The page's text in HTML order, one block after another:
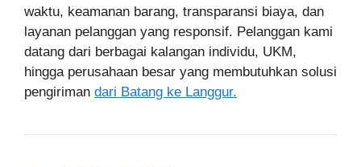
waktu, keamanan barang, transparansi biaya, dan
layanan pelanggan yang responsif. Pelanggan kami
datang dari berbagai kalangan individu, UKM,
hingga perusahaan besar yang membutuhkan solusi
pengiriman dari Batang ke Langgur.